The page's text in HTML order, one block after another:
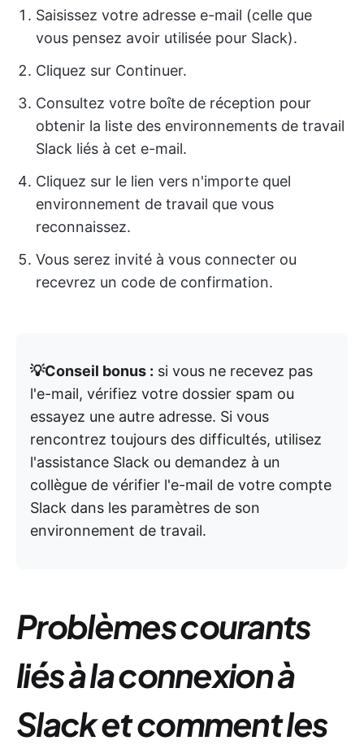
Saisissez votre adresse e-mail (celle que
vous pensez avoir utilisée pour Slack).
Cliquez sur Continuer.
Consultez votre boîte de réception pour
obtenir la liste des environnements de travail
Slack liés à cet e-mail.
Cliquez sur le lien vers n'importe quel
environnement de travail que vous
reconnaissez.
Vous serez invité à vous connecter ou
recevrez un code de confirmation.
💡Conseil bonus : si vous ne recevez pas
l'e-mail, vérifiez votre dossier spam ou
essayez une autre adresse. Si vous
rencontrez toujours des difficultés, utilisez
l'assistance Slack ou demandez à un
collègue de vérifier l'e-mail de votre compte
Slack dans les paramètres de son
environnement de travail.
Problèmes courants
liés à la connexion à
Slack et comment les